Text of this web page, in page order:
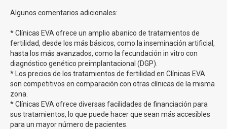
papel activo en el proceso, siendo una la madre
biológica y la otra la madre gestante.
¿Por qué realizar la FIV Método ROPA en Clínicas Eva?
En Clinicas Eva, contamos con más de 200 especialistas
que brindan asesoramiento, acompañamiento y
preparación para los tratamientos de reproducción
asistida. Somos la clínica preferida para el método ROPA
por las pacientes en España.
Algunos comentarios adicionales:
* Clínicas EVA ofrece un amplio abanico de tratamientos de
fertilidad, desde los más básicos, como la inseminación artificial,
hasta los más avanzados, como la fecundación in vitro con
diagnóstico genético preimplantacional (DGP).
* Los precios de los tratamientos de fertilidad en Clínicas EVA
son competitivos en comparación con otras clínicas de la misma
zona.
* Clínicas EVA ofrece diversas facilidades de financiación para
sus tratamientos, lo que puede hacer que sean más accesibles
para un mayor número de pacientes.